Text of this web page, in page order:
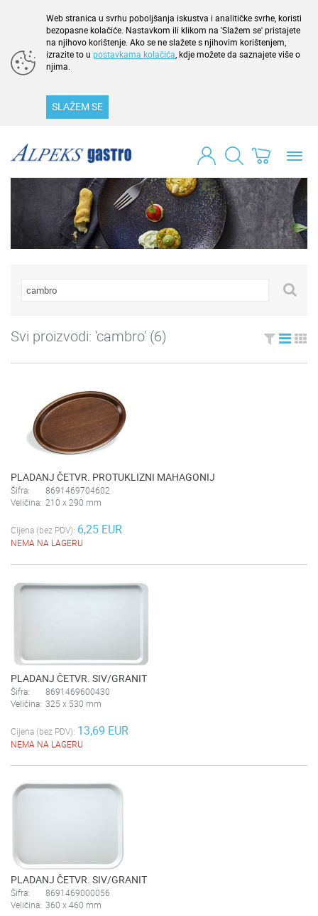
Web stranica u svrhu poboljšanja iskustva i analitičke svrhe, koristi
bezopasne kolačiće. Nastavkom ili klikom na 'Slažem se' pristajete
na njihovo korištenje. Ako se ne slažete s njihovim korištenjem,
izrazite to u postavkama kolačića , kdje možete da saznajete više o
njima.
SLAŽEM SE
Svi proizvodi: 'cambro' (6)
PLADANJ ČETVR. PROTUKLIZNI MAHAGONIJ
Šifra:
8691469704602
Veličina: 210 x 290 mm
Cijena (bez PDV): 6,25 EUR
NEMA NA LAGERU
PLADANJ ČETVR. SIV/GRANIT
Šifra:
8691469600430
Veličina: 325 x 530 mm
Cijena (bez PDV): 13,69 EUR
NEMA NA LAGERU
PLADANJ ČETVR. SIV/GRANIT
Šifra:
8691469000056
Veličina: 360 x 460 mm